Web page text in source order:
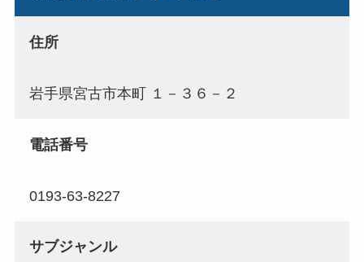
住所
岩手県宮古市本町 １－３６－２
電話番号
0193-63-8227
サブジャンル